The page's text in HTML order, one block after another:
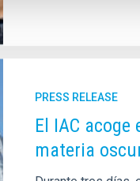
PRESS RELEASE
El IAC
materia